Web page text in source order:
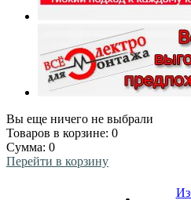
Вы еще ничего не выбрали
Товаров в корзине: 0
Сумма: 0
Перейти в корзину